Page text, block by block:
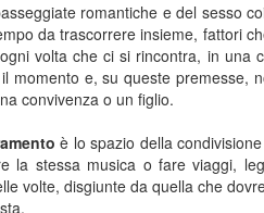
romantiche e del sesso
da trascorrere insieme, fattori
volta che ci si rincontra, in una
momento e, su queste premesse,
convivenza o un figlio.
è lo spazio della
la stessa musica o fare viaggi,
volte, disgiunte da quella che